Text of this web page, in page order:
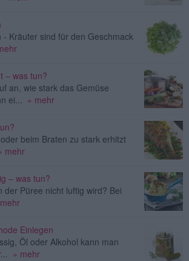
- Kräuter sind für den Geschmack
– was tun?
an, wie stark das Gemüse
ei... » mehr
beim Braten zu stark erhitzt
mehr
– was tun?
der Püree nicht luftig wird? Bei
Einlegen
Öl oder Alkohol kann man
» mehr